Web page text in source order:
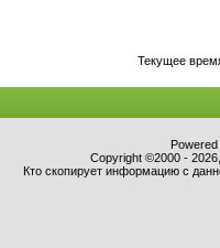
Текущее
Copyright ©2000 -
Кто скопирует информацию с